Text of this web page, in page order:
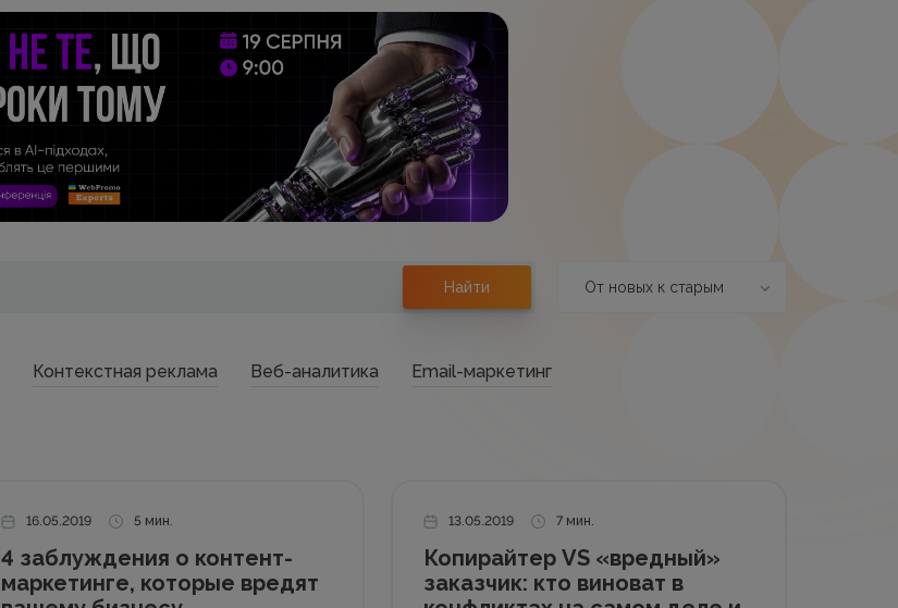
Найти От новых к старым
Контекстная реклама Веб-аналитика Email-маркетинг
16.05.2019 5 мин.
4 заблуждения о контент-
маркетинге, которые вредят
13.05.2019 7 мин.
Копирайтер VS «вредный»
заказчик: кто виноват в